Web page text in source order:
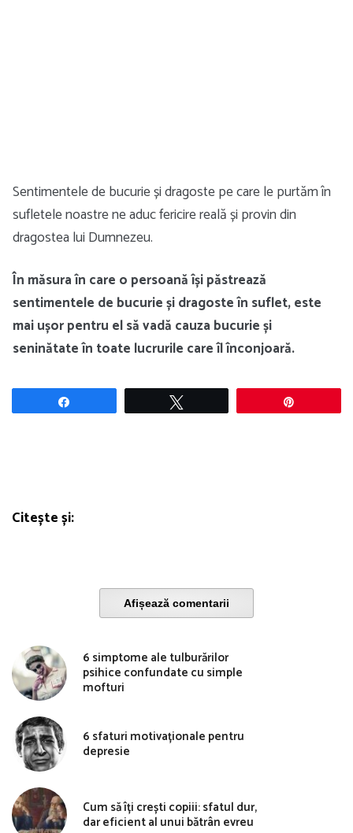
Sentimentele de bucurie și dragoste pe care le purtăm în
sufletele noastre ne aduc fericire reală și provin din
dragostea lui Dumnezeu.
În măsura în care o persoană își păstrează
sentimentele de bucurie și dragoste în suflet, este
mai ușor pentru el să vadă cauza bucurie și
seninătate în toate lucrurile care îl înconjoară.
Citește și:
Afișează comentarii
6 simptome ale tulburărilor
psihice confundate cu simple
mofturi
6 sfaturi motivaționale pentru
depresie
Cum să îți crești copiii: sfatul dur,
dar eficient al unui bătrân evreu